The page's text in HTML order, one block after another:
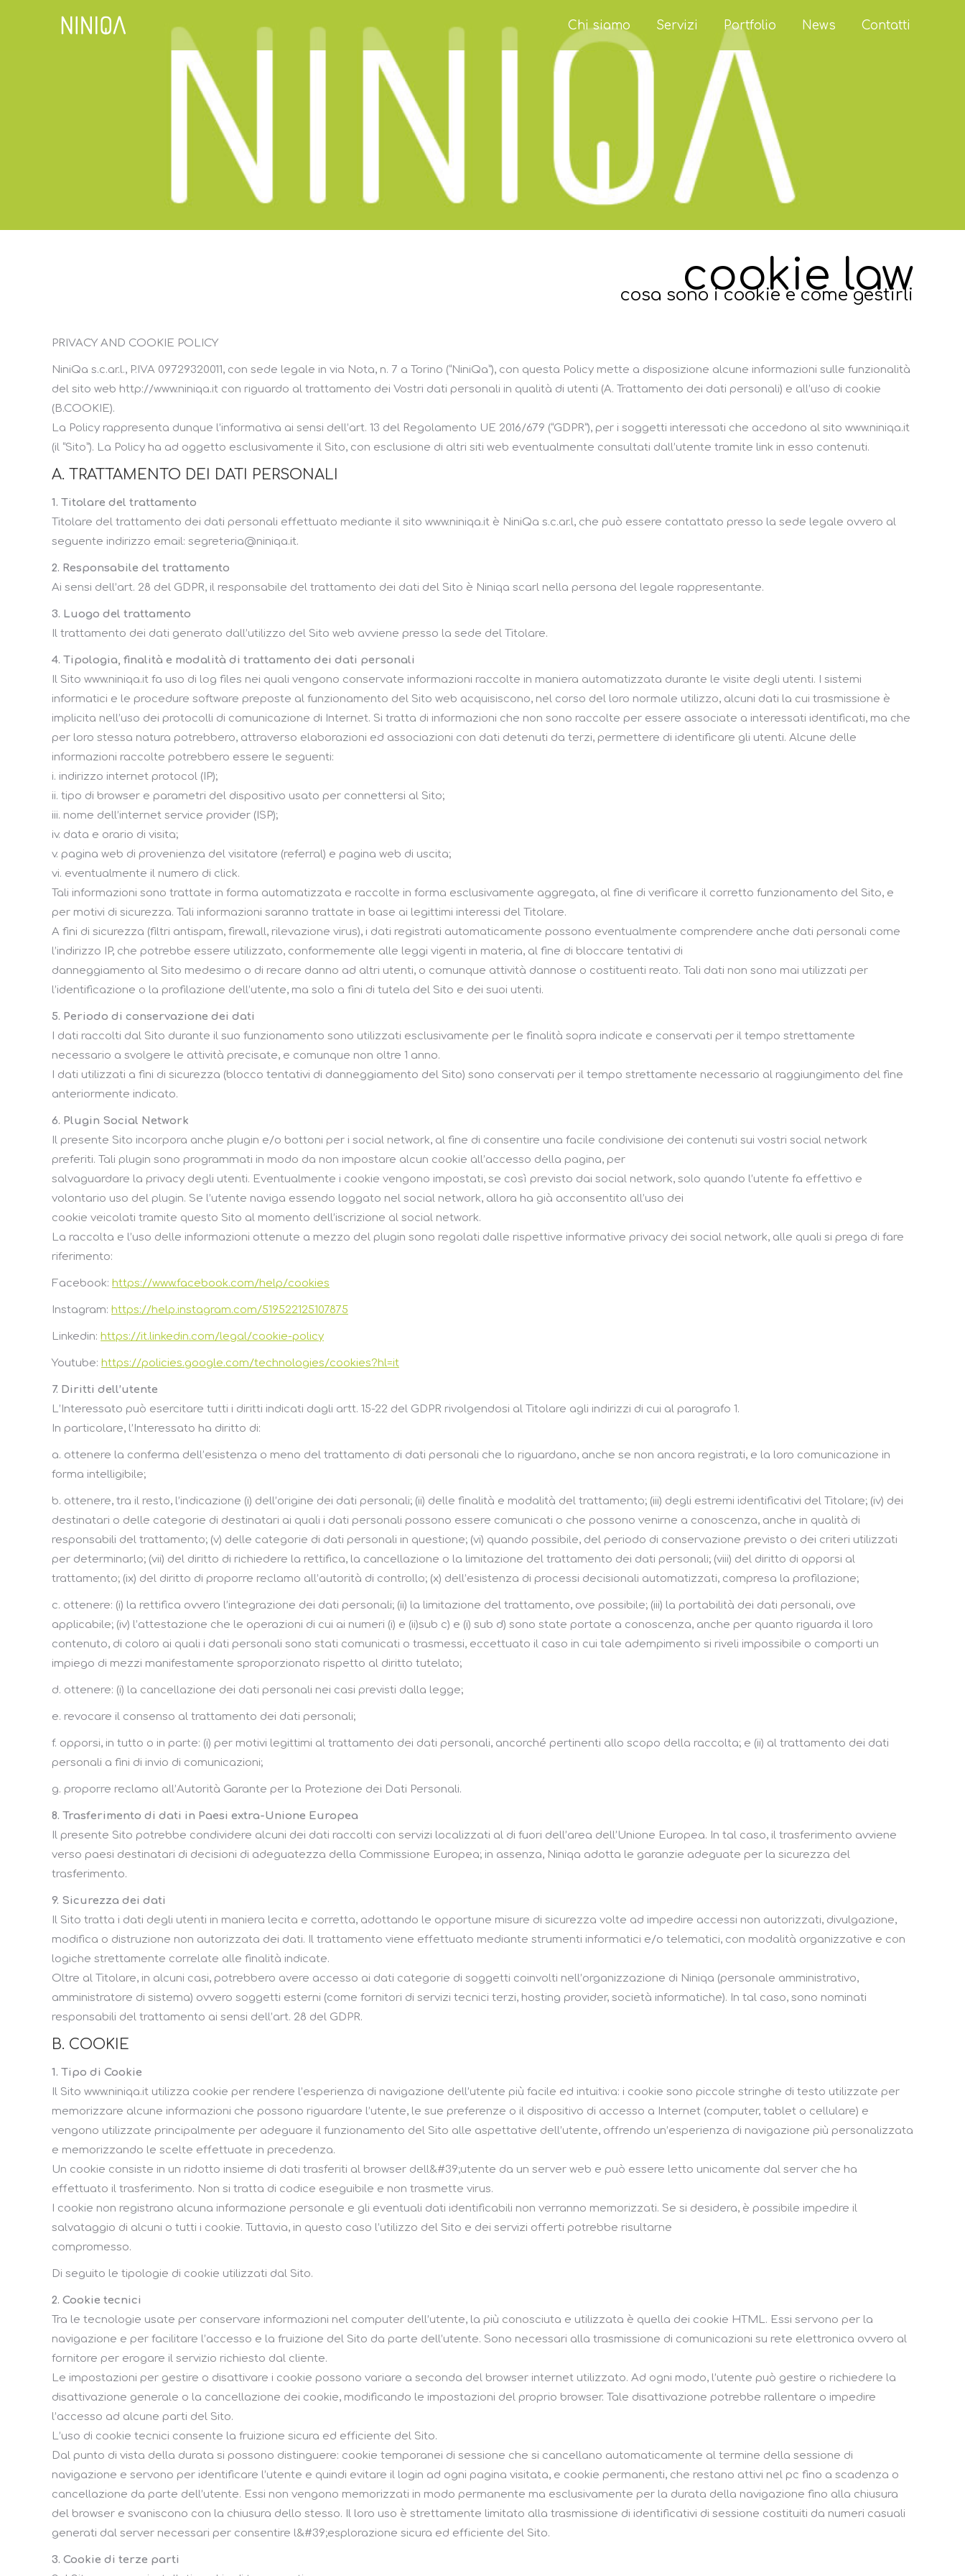
Chi siamo Servizi Portfolio News Contatti
cookie law
cosa sono i cookie e come gestirli
PRIVACY AND COOKIE POLICY
NiniQa s.c.ar.l., P.IVA 09729320011, con sede legale in via Nota, n. 7 a Torino (“NiniQa”), con questa Policy mette a disposizione alcune informazioni sulle funzionalità
del sito web http://www.niniqa.it con riguardo al trattamento dei Vostri dati personali in qualità di utenti (A. Trattamento dei dati personali) e all’uso di cookie
(B.COOKIE).
La Policy rappresenta dunque l’informativa ai sensi dell’art. 13 del Regolamento UE 2016/679 (“GDPR”), per i soggetti interessati che accedono al sito www.niniqa.it
(il “Sito”). La Policy ha ad oggetto esclusivamente il Sito, con esclusione di altri siti web eventualmente consultati dall’utente tramite link in esso contenuti.
A. TRATTAMENTO DEI DATI PERSONALI
1. Titolare del trattamento
Titolare del trattamento dei dati personali effettuato mediante il sito www.niniqa.it è NiniQa s.c.ar.l, che può essere contattato presso la sede legale ovvero al
seguente indirizzo email: segreteria@niniqa.it.
2. Responsabile del trattamento
Ai sensi dell’art. 28 del GDPR, il responsabile del trattamento dei dati del Sito è Niniqa scarl nella persona del legale rappresentante.
3. Luogo del trattamento
Il trattamento dei dati generato dall’utilizzo del Sito web avviene presso la sede del Titolare.
4. Tipologia, finalità e modalità di trattamento dei dati personali
Il Sito www.niniqa.it fa uso di log files nei quali vengono conservate informazioni raccolte in maniera automatizzata durante le visite degli utenti. I sistemi
informatici e le procedure software preposte al funzionamento del Sito web acquisiscono, nel corso del loro normale utilizzo, alcuni dati la cui trasmissione è
implicita nell’uso dei protocolli di comunicazione di Internet. Si tratta di informazioni che non sono raccolte per essere associate a interessati identificati, ma che
per loro stessa natura potrebbero, attraverso elaborazioni ed associazioni con dati detenuti da terzi, permettere di identificare gli utenti. Alcune delle
informazioni raccolte potrebbero essere le seguenti:
i. indirizzo internet protocol (IP);
ii. tipo di browser e parametri del dispositivo usato per connettersi al Sito;
iii. nome dell’internet service provider (ISP);
iv. data e orario di visita;
v. pagina web di provenienza del visitatore (referral) e pagina web di uscita;
vi. eventualmente il numero di click.
Tali informazioni sono trattate in forma automatizzata e raccolte in forma esclusivamente aggregata, al fine di verificare il corretto funzionamento del Sito, e
per motivi di sicurezza. Tali informazioni saranno trattate in base ai legittimi interessi del Titolare.
A fini di sicurezza (filtri antispam, firewall, rilevazione virus), i dati registrati automaticamente possono eventualmente comprendere anche dati personali come
l’indirizzo IP, che potrebbe essere utilizzato, conformemente alle leggi vigenti in materia, al fine di bloccare tentativi di
danneggiamento al Sito medesimo o di recare danno ad altri utenti, o comunque attività dannose o costituenti reato. Tali dati non sono mai utilizzati per
l’identificazione o la profilazione dell’utente, ma solo a fini di tutela del Sito e dei suoi utenti.
5. Periodo di conservazione dei dati
I dati raccolti dal Sito durante il suo funzionamento sono utilizzati esclusivamente per le finalità sopra indicate e conservati per il tempo strettamente
necessario a svolgere le attività precisate, e comunque non oltre 1 anno.
I dati utilizzati a fini di sicurezza (blocco tentativi di danneggiamento del Sito) sono conservati per il tempo strettamente necessario al raggiungimento del fine
anteriormente indicato.
6. Plugin Social Network
Il presente Sito incorpora anche plugin e/o bottoni per i social network, al fine di consentire una facile condivisione dei contenuti sui vostri social network
preferiti. Tali plugin sono programmati in modo da non impostare alcun cookie all’accesso della pagina, per
salvaguardare la privacy degli utenti. Eventualmente i cookie vengono impostati, se così previsto dai social network, solo quando l’utente fa effettivo e
volontario uso del plugin. Se l’utente naviga essendo loggato nel social network, allora ha già acconsentito all’uso dei
cookie veicolati tramite questo Sito al momento dell’iscrizione al social network.
La raccolta e l’uso delle informazioni ottenute a mezzo del plugin sono regolati dalle rispettive informative privacy dei social network, alle quali si prega di fare
riferimento:
Facebook: https://www.facebook.com/help/cookies
Instagram: https://help.instagram.com/519522125107875
Linkedin: https://it.linkedin.com/legal/cookie-policy
Youtube: https://policies.google.com/technologies/cookies?hl=it
7. Diritti dell’utente
L’Interessato può esercitare tutti i diritti indicati dagli artt. 15-22 del GDPR rivolgendosi al Titolare agli indirizzi di cui al paragrafo 1.
In particolare, l’Interessato ha diritto di:
a. ottenere la conferma dell’esistenza o meno del trattamento di dati personali che lo riguardano, anche se non ancora registrati, e la loro comunicazione in
forma intelligibile;
b. ottenere, tra il resto, l’indicazione (i) dell’origine dei dati personali; (ii) delle finalità e modalità del trattamento; (iii) degli estremi identificativi del Titolare; (iv) dei
destinatari o delle categorie di destinatari ai quali i dati personali possono essere comunicati o che possono venirne a conoscenza, anche in qualità di
responsabili del trattamento; (v) delle categorie di dati personali in questione; (vi) quando possibile, del periodo di conservazione previsto o dei criteri utilizzati
per determinarlo; (vii) del diritto di richiedere la rettifica, la cancellazione o la limitazione del trattamento dei dati personali; (viii) del diritto di opporsi al
trattamento; (ix) del diritto di proporre reclamo all’autorità di controllo; (x) dell’esistenza di processi decisionali automatizzati, compresa la profilazione;
c. ottenere: (i) la rettifica ovvero l’integrazione dei dati personali; (ii) la limitazione del trattamento, ove possibile; (iii) la portabilità dei dati personali, ove
applicabile; (iv) l’attestazione che le operazioni di cui ai numeri (i) e (ii)sub c) e (i) sub d) sono state portate a conoscenza, anche per quanto riguarda il loro
contenuto, di coloro ai quali i dati personali sono stati comunicati o trasmessi, eccettuato il caso in cui tale adempimento si riveli impossibile o comporti un
impiego di mezzi manifestamente sproporzionato rispetto al diritto tutelato;
d. ottenere: (i) la cancellazione dei dati personali nei casi previsti dalla legge;
e. revocare il consenso al trattamento dei dati personali;
f. opporsi, in tutto o in parte: (i) per motivi legittimi al trattamento dei dati personali, ancorché pertinenti allo scopo della raccolta; e (ii) al trattamento dei dati
personali a fini di invio di comunicazioni;
g. proporre reclamo all’Autorità Garante per la Protezione dei Dati Personali.
8. Trasferimento di dati in Paesi extra-Unione Europea
Il presente Sito potrebbe condividere alcuni dei dati raccolti con servizi localizzati al di fuori dell’area dell’Unione Europea. In tal caso, il trasferimento avviene
verso paesi destinatari di decisioni di adeguatezza della Commissione Europea; in assenza, Niniqa adotta le garanzie adeguate per la sicurezza del
trasferimento.
9. Sicurezza dei dati
Il Sito tratta i dati degli utenti in maniera lecita e corretta, adottando le opportune misure di sicurezza volte ad impedire accessi non autorizzati, divulgazione,
modifica o distruzione non autorizzata dei dati. Il trattamento viene effettuato mediante strumenti informatici e/o telematici, con modalità organizzative e con
logiche strettamente correlate alle finalità indicate.
Oltre al Titolare, in alcuni casi, potrebbero avere accesso ai dati categorie di soggetti coinvolti nell’organizzazione di Niniqa (personale amministrativo,
amministratore di sistema) ovvero soggetti esterni (come fornitori di servizi tecnici terzi, hosting provider, società informatiche). In tal caso, sono nominati
responsabili del trattamento ai sensi dell’art. 28 del GDPR.
B. COOKIE
1. Tipo di Cookie
Il Sito www.niniqa.it utilizza cookie per rendere l’esperienza di navigazione dell’utente più facile ed intuitiva: i cookie sono piccole stringhe di testo utilizzate per
memorizzare alcune informazioni che possono riguardare l’utente, le sue preferenze o il dispositivo di accesso a Internet (computer, tablet o cellulare) e
vengono utilizzate principalmente per adeguare il funzionamento del Sito alle aspettative dell’utente, offrendo un’esperienza di navigazione più personalizzata
e memorizzando le scelte effettuate in precedenza.
Un cookie consiste in un ridotto insieme di dati trasferiti al browser dell&#39;utente da un server web e può essere letto unicamente dal server che ha
effettuato il trasferimento. Non si tratta di codice eseguibile e non trasmette virus.
I cookie non registrano alcuna informazione personale e gli eventuali dati identificabili non verranno memorizzati. Se si desidera, è possibile impedire il
salvataggio di alcuni o tutti i cookie. Tuttavia, in questo caso l’utilizzo del Sito e dei servizi offerti potrebbe risultarne
compromesso.
Di seguito le tipologie di cookie utilizzati dal Sito.
2. Cookie tecnici
Tra le tecnologie usate per conservare informazioni nel computer dell’utente, la più conosciuta e utilizzata è quella dei cookie HTML. Essi servono per la
navigazione e per facilitare l’accesso e la fruizione del Sito da parte dell’utente. Sono necessari alla trasmissione di comunicazioni su rete elettronica ovvero al
fornitore per erogare il servizio richiesto dal cliente.
Le impostazioni per gestire o disattivare i cookie possono variare a seconda del browser internet utilizzato. Ad ogni modo, l’utente può gestire o richiedere la
disattivazione generale o la cancellazione dei cookie, modificando le impostazioni del proprio browser. Tale disattivazione potrebbe rallentare o impedire
l’accesso ad alcune parti del Sito.
L’uso di cookie tecnici consente la fruizione sicura ed efficiente del Sito.
Dal punto di vista della durata si possono distinguere: cookie temporanei di sessione che si cancellano automaticamente al termine della sessione di
navigazione e servono per identificare l’utente e quindi evitare il login ad ogni pagina visitata, e cookie permanenti, che restano attivi nel pc fino a scadenza o
cancellazione da parte dell’utente. Essi non vengono memorizzati in modo permanente ma esclusivamente per la durata della navigazione fino alla chiusura
del browser e svaniscono con la chiusura dello stesso. Il loro uso è strettamente limitato alla trasmissione di identificativi di sessione costituiti da numeri casuali
generati dal server necessari per consentire l&#39;esplorazione sicura ed efficiente del Sito.
3. Cookie di terze parti